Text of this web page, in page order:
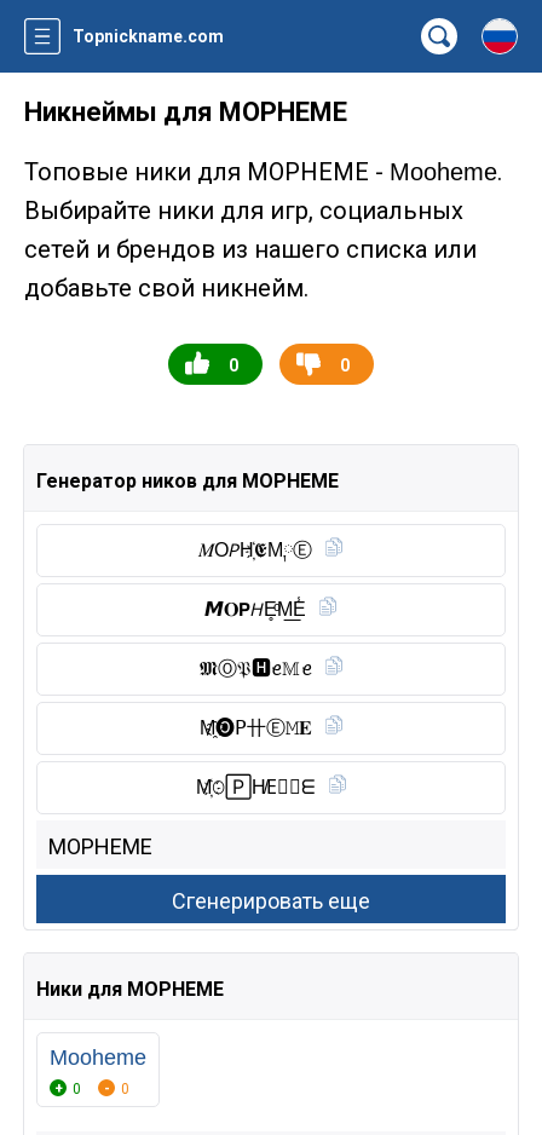
Topnickname.com
Никнеймы для MOPHEME
Топовые ники для MOPHEME - Mooheme.
Выбирайте ники для игр, социальных
сетей и брендов из нашего списка или
добавьте свой никнейм.
0 0
Генератор ников для MOPHEME
𝑀O𝘗H҉𝕰M༙Ⓔ︎
𝙈𝐎𝗣𝘏E̥ͦM͟E̾
𝕸Ⓞ︎𝔓🅷︎ꫀ𝕄ꫀ
M҈🅞︎𝖯卄Ⓔ︎𝙼𝐄
M҉𝙾🄿H̸E⃠𝙼ᗴ
Ники для MOPHEME
Mooheme
0 0